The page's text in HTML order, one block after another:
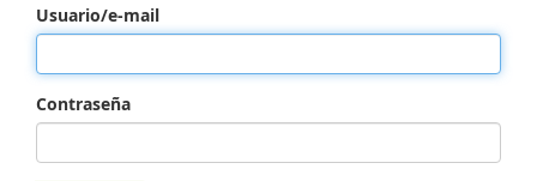
Usuario/e-mail
Contraseña